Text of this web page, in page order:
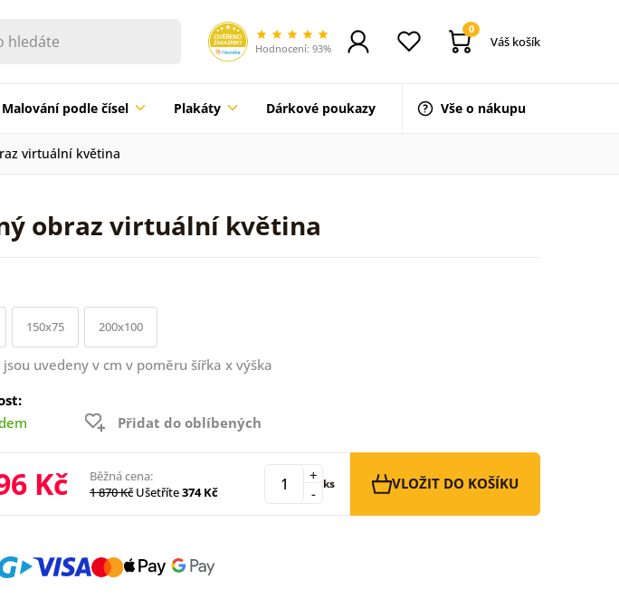
Hodnocení: 93%
0
Váš košík
Malování podle čísel Plakáty Dárkové poukazy Vše o nákupu
virtuální květina
obraz virtuální květina
150x75 200x100
uvedeny v cm v poměru šířka x výška
Přidat do oblíbených
Kč
Běžná cena:
1 870 Kč Ušetříte374 Kč -
+ ks VLOŽIT DO KOŠÍKU